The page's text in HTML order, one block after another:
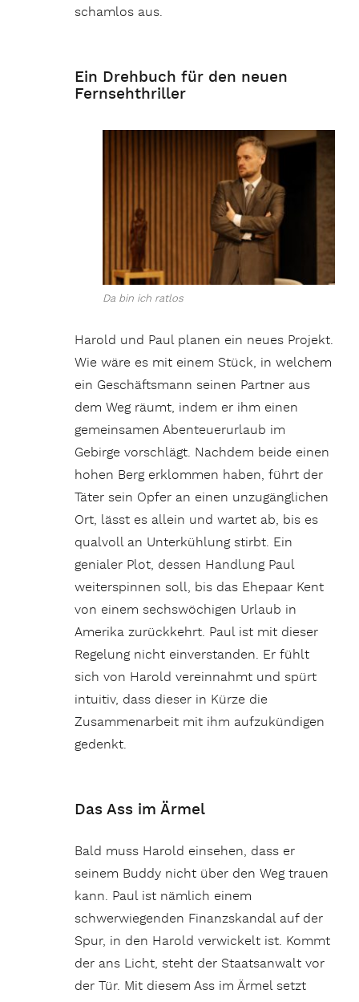
schamlos aus.
Ein Drehbuch für den neuen
Fernsehthriller
Da bin ich ratlos
Harold und Paul planen ein neues Projekt.
Wie wäre es mit einem Stück, in welchem
ein Geschäftsmann seinen Partner aus
dem Weg räumt, indem er ihm einen
gemeinsamen Abenteuerurlaub im
Gebirge vorschlägt. Nachdem beide einen
hohen Berg erklommen haben, führt der
Täter sein Opfer an einen unzugänglichen
Ort, lässt es allein und wartet ab, bis es
qualvoll an Unterkühlung stirbt. Ein
genialer Plot, dessen Handlung Paul
weiterspinnen soll, bis das Ehepaar Kent
von einem sechswöchigen Urlaub in
Amerika zurückkehrt. Paul ist mit dieser
Regelung nicht einverstanden. Er fühlt
sich von Harold vereinnahmt und spürt
intuitiv, dass dieser in Kürze die
Zusammenarbeit mit ihm aufzukündigen
gedenkt.
Das Ass im Ärmel
Bald muss Harold einsehen, dass er
seinem Buddy nicht über den Weg trauen
kann. Paul ist nämlich einem
schwerwiegenden Finanzskandal auf der
Spur, in den Harold verwickelt ist. Kommt
der ans Licht, steht der Staatsanwalt vor
der Tür. Mit diesem Ass im Ärmel setzt